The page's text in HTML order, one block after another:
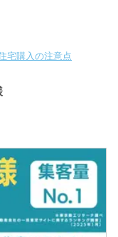
宅購入の注意点